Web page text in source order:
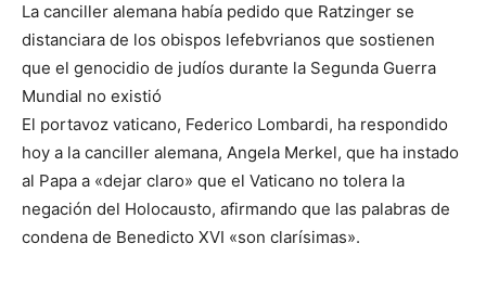
La canciller alemana había pedido que Ratzinger se
distanciara de los obispos lefebvrianos que sostienen
que el genocidio de judíos durante la Segunda Guerra
Mundial no existió
El portavoz vaticano, Federico Lombardi, ha respondido
hoy a la canciller alemana, Angela Merkel, que ha instado
al Papa a «dejar claro» que el Vaticano no tolera la
negación del Holocausto, afirmando que las palabras de
condena de Benedicto XVI «son clarísimas».